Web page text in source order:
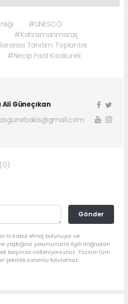
#UNESCO
#Kahramanmaraş
Tanıtım Toplantısı
#Necip Fazıl Kısakürek
Ali Güneçıkan
(0)
Gönder
kabul etmiş bulunuyor ve
yaptığınız yorumunuzla ilgili doğrudan
başınıza üstleniyorsunuz. Yazılan tüm
şekilde sorumlu tutulamaz.